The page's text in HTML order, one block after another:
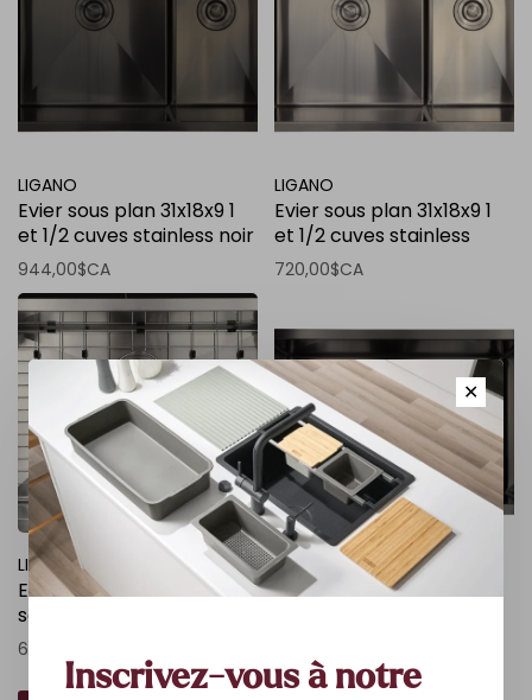
LIGANO
Evier sous plan 31x18x9 1
et 1/2 cuves stainless noir
avec grille et crepine
panier de luxe
944,00$CA
LIGANO
Evier sous plan 31x18x9 1
et 1/2 cuves stainless
avec grille et crepine
panier de luxe
720,00$CA
LIGANO
Evier stainless simple
sous-plan 27x18x9 avec
grille et crepine panier
de luxe
640,00$CA
LIGANO
Evier simple sous-plan
27x18x9
✕
Inscrivez-vous à notre